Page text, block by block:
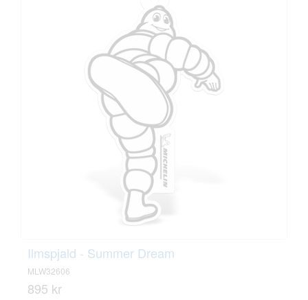
Ilmspjald - Summer Dream
MLW32606
895 kr